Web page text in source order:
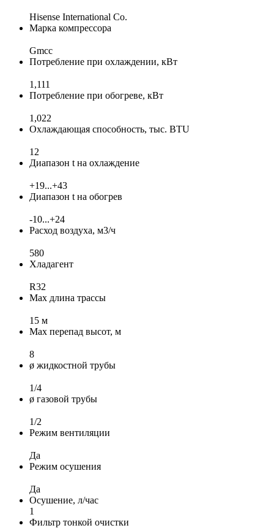
Hisense International Co.
Марка компрессора
Gmcc
Потребление при охлаждении, кВт
1,111
Потребление при обогреве, кВт
1,022
Охлаждающая способность, тыс. BTU
12
Диапазон t на охлаждение
+19...+43
Диапазон t на обогрев
-10...+24
Расход воздуха, м3/ч
580
Хладагент
R32
Max длина трассы
15 м
Max перепад высот, м
8
ø жидкостной трубы
1/4
ø газовой трубы
1/2
Режим вентиляции
Да
Режим осушения
Да
Осушение, л/час
1
Фильтр тонкой очистки